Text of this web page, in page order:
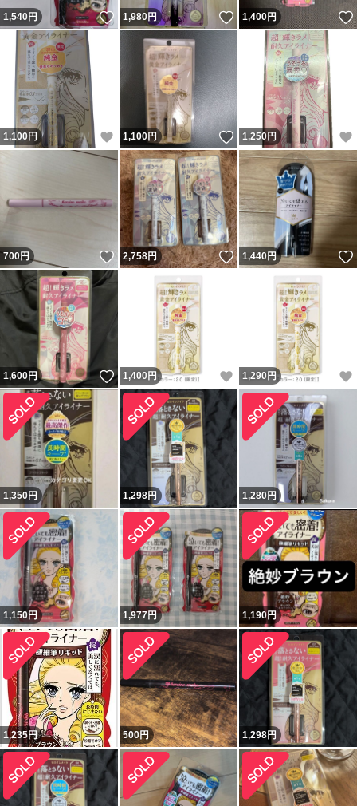
1,540円 いいね！
1,980円 いいね！
1,400円
1,100円 いいね！
1,100円 いいね！
1,250円
700円 いいね！
2,758円 いいね！
1,440円
1,600円 いいね！
1,400 円 いいね！
1,290 円
1,350円 1,298円 1,280円
1,150円 1,977円 1,190円
1,235円 500円 1,298円